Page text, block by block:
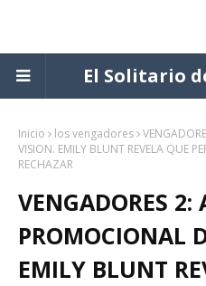
El Solitario
Inicio los vengadores
VISION. EMILY BLUNT REVELA QUE
RECHAZAR
VENGADORES 2:
PROMOCIONAL
EMILY BLUNT